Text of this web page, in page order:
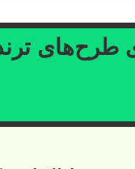
طرح‌های ترند